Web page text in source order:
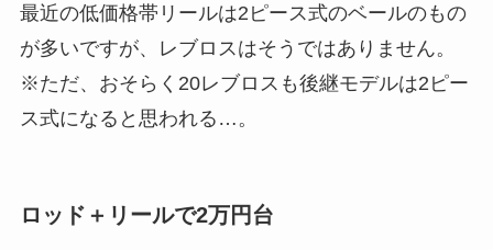
最近の低価格帯リールは2ピース式のベールのもの
が多いですが、レブロスはそうではありません。
※ただ、おそらく20レブロスも後継モデルは2ピー
ス式になると思われる…。
ロッド＋リールで2万円台